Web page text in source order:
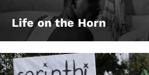
Life on the Horn